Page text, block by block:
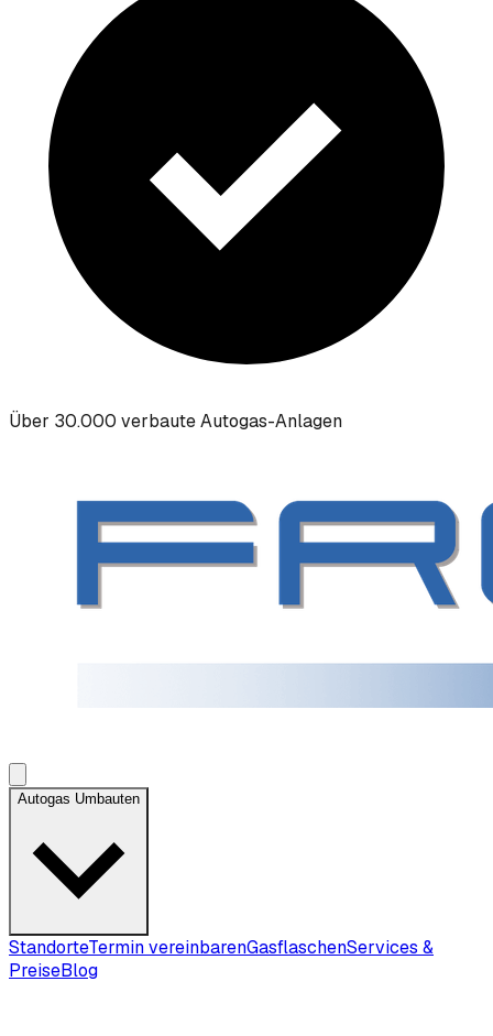
Über 30.000 verbaute Autogas-Anlagen
Autogas Umbauten
StandorteTermin vereinbarenGasflaschenServices &
PreiseBlog